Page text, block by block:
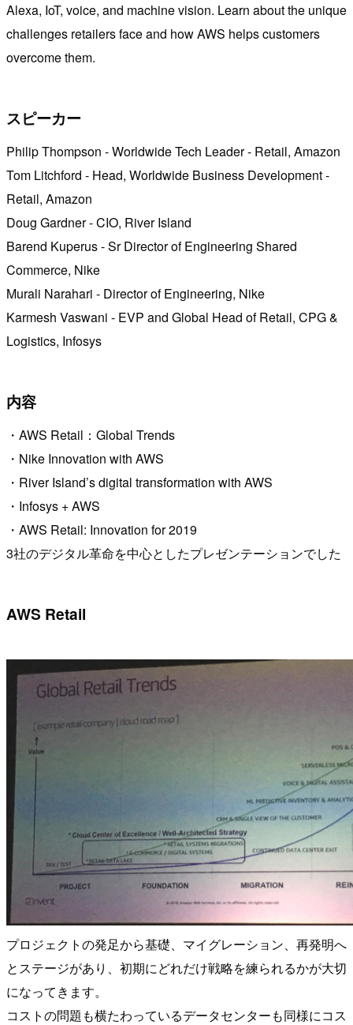
Alexa, IoT, voice, and machine vision. Learn about the unique
challenges retailers face and how AWS helps customers
overcome them.
スピーカー
Philip Thompson - Worldwide Tech Leader - Retail, Amazon
Tom Litchford - Head, Worldwide Business Development -
Retail, Amazon
Doug Gardner - CIO, River Island
Barend Kuperus - Sr Director of Engineering Shared
Commerce, Nike
Murali Narahari - Director of Engineering, Nike
Karmesh Vaswani - EVP and Global Head of Retail, CPG &
Logistics, Infosys
内容
・AWS Retail：Global Trends
・Nike Innovation with AWS
・River Island’s digital transformation with AWS
・Infosys + AWS
・AWS Retail: Innovation for 2019
3社のデジタル革命を中心としたプレゼンテーションでした
AWS Retail
プロジェクトの発足から基礎、マイグレーション、再発明へ
とステージがあり、初期にどれだけ戦略を練られるかが大切
になってきます。
コストの問題も横たわっているデータセンターも同様にコス